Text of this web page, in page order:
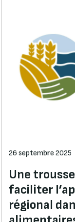
26 septembre 2025
Une
faciliter
régional